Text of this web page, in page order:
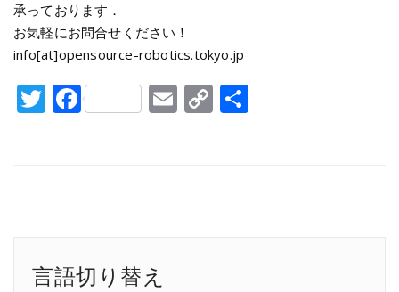
承っております．
お気軽にお問合せください！
info[at]opensource-robotics.tokyo.jp
Twitter
FacebookEmail
Copy
言語切り替え